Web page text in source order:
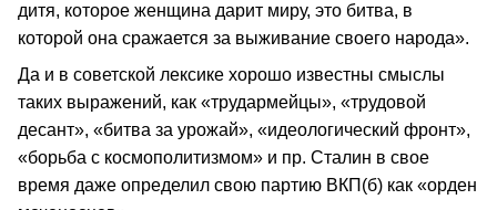
дитя, которое женщина дарит миру, это битва, в
которой она сражается за выживание своего народа».
Да и в советской лексике хорошо известны смыслы
таких выражений, как «трудармейцы», «трудовой
десант», «битва за урожай», «идеологический фронт»,
«борьба с космополитизмом» и пр. Сталин в свое
время даже определил свою партию ВКП(б) как «орден